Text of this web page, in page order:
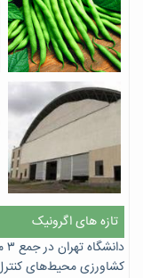
تازه های اگرونیک
کشاورزی محیط‌های